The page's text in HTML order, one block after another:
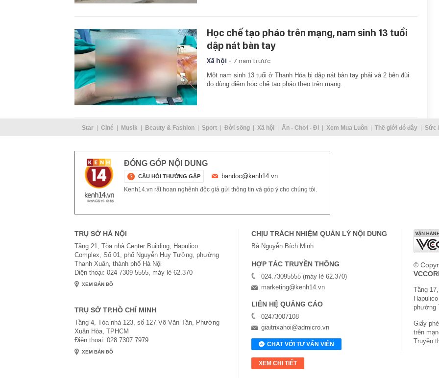
Học chế tạo pháo trên mạng, nam sinh 13 tuổi
dập nát bàn tay
Xã hội - 7 năm trước
Một nam sinh 13 tuổi ở Thanh Hóa bị dập nát bàn tay phải và 2 bên đùi
do dùng diêm học chế tạo pháo theo trên mạng.
Star Ciné Musik Beauty & Fashion Sport Đời sống Xã hội Ăn - Chơi - Đi Xem Mua Luôn Thế giới đó đây Sức
ĐÓNG GÓP NỘI DUNG
CÂU HỎI THƯỜNG GẶP bandoc@kenh14.vn
Kenh14.vn rất hoan nghênh độc giả gửi thông tin và góp ý cho chúng tôi.
TRỤ SỞ HÀ NỘI
Tầng 21, Tòa nhà Center Building, Hapulico
Complex, Số 01, phố Nguyễn Huy Tưởng, phường
Thanh Xuân, thành phố Hà Nội
Điện thoại: 024 7309 5555, máy lẻ 62.370
XEM BẢN ĐỒ
TRỤ SỞ TP.HỒ CHÍ MINH
Tầng 4, Tòa nhà 123, số 127 Võ Văn Tần, Phường
Xuân Hòa, TPHCM
Điện thoại: 028 7307 7979
XEM BẢN ĐỒ
CHỊU TRÁCH NHIỆM QUẢN LÝ NỘI DUNG
Bà Nguyễn Bích Minh
HỢP TÁC TRUYỀN THÔNG
024.73095555 (máy lẻ 62.370)
marketing@kenh14.vn
LIÊN HỆ QUẢNG CÁO
02473007108
giaitrixahoi@admicro.vn
CHAT VỚI TƯ VẤN VIÊN
XEM CHI TIẾT
©
Tầng
phường
Giấy
trên
Truyền